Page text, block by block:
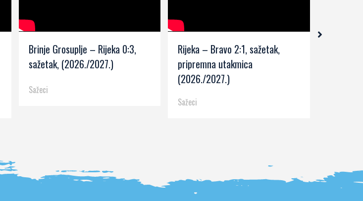
Brinje Grosuplje – Rijeka 0:3,
sažetak, (2026./2027.)
Sažeci
Rijeka – Bravo 2:1, sažetak,
pripremna utakmica
(2026./2027.)
Sažeci